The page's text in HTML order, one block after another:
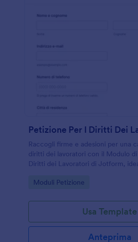
Raccogli firme e adesioni per una
diritti dei lavoratori con il Modulo
Diritti dei Lavoratori di Jotform,
raccolta dati online.
Go to Category:
Moduli Petizione
Usa Template
Anteprima